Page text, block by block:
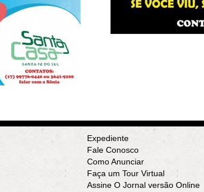
Expediente
Fale Conosco
Como Anunciar
Faça um Tour Virtual
Assine O Jornal versão Online